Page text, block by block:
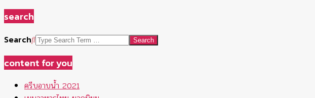
search
Search
content for you
ครีบอาบน้ำ 2021